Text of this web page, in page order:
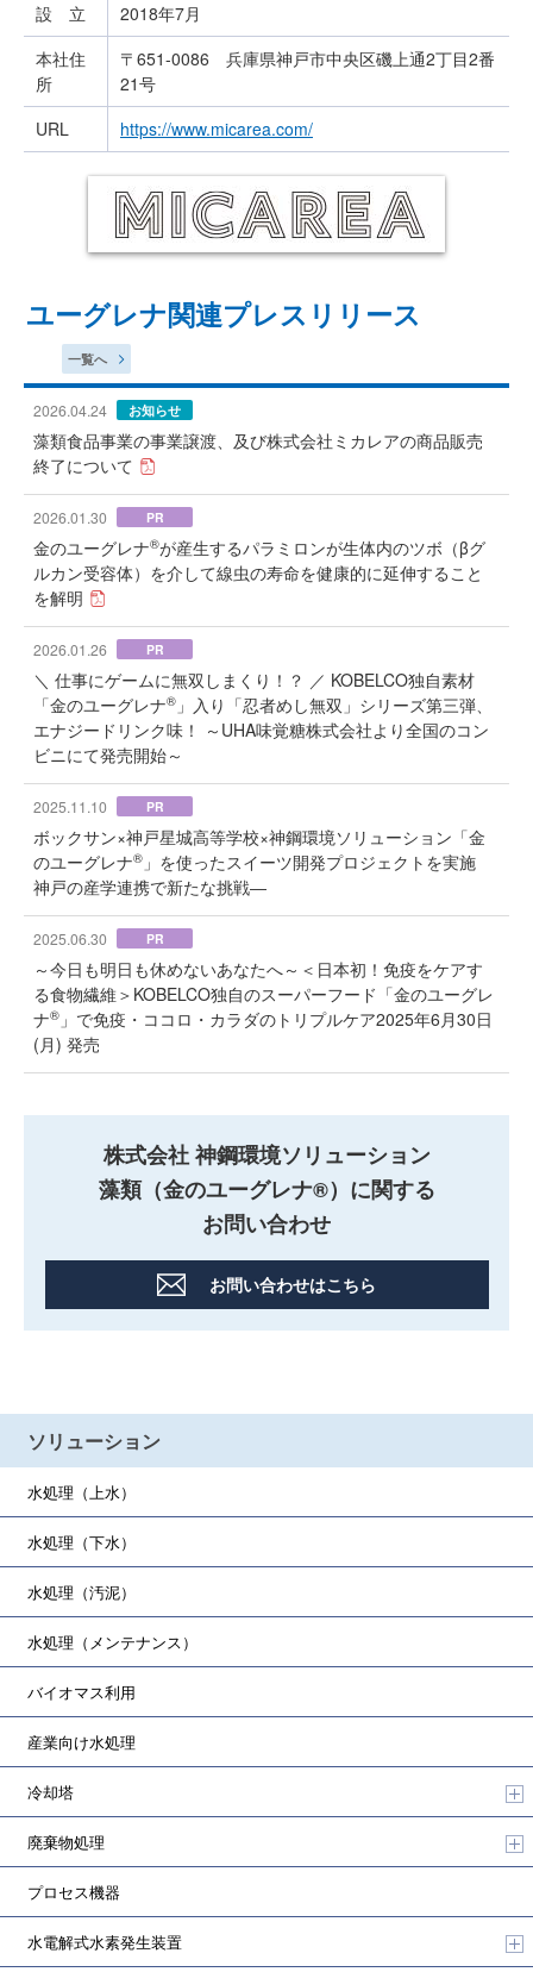
設 立
2018年7月
本社住
所
〒651-0086 兵庫県神戸市中央区磯上通2丁目2番
21号
URL
https://www.micarea.com/
ユーグレナ関連プレスリリース
一覧へ
2026.04.24 お知らせ
藻類食品事業の事業譲渡、及び株式会社ミカレアの商品販売
終了について
2026.01.30 PR
金のユーグレナ®が産生するパラミロンが生体内のツボ（βグ
ルカン受容体）を介して線虫の寿命を健康的に延伸すること
を解明
2026.01.26 PR
＼ 仕事にゲームに無双しまくり！？ ／ KOBELCO独自素材
「金のユーグレナ® 」入り「忍者めし無双」シリーズ第三弾、
エナジードリンク味！ ～UHA味覚糖株式会社より全国のコン
ビニにて発売開始～
2025.11.10 PR
ボックサン×神戸星城高等学校×神鋼環境ソリューション「金
のユーグレナ® 」を使ったスイーツ開発プロジェクトを実施
神戸の産学連携で新たな挑戦―
2025.06.30 PR
～今日も明日も休めないあなたへ～＜日本初！免疫をケアす
る食物繊維＞KOBELCO独自のスーパーフード「金のユーグレ
ナ® 」で免疫・ココロ・カラダのトリプルケア2025年6月30日
(月) 発売
株式会社 神鋼環境ソリューション
藻類（金のユーグレナ®）に関する
お問い合わせ
お問い合わせはこちら
ソリューション
水処理（上水）
水処理（下水）
水処理（汚泥）
水処理（メンテナンス）
バイオマス利用
産業向け水処理
冷却塔
廃棄物処理
プロセス機器
水電解式水素発生装置